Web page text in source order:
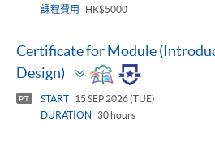
課程費用
HK$5000
Certificate for Module
Design)
Toggle
panel
PT START
15 SEP 2026 (TUE)
DURATION
30 hours